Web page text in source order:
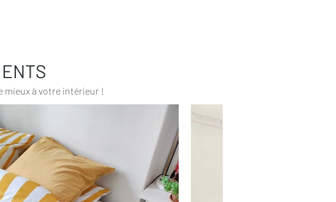
mieux à votre intérieur !